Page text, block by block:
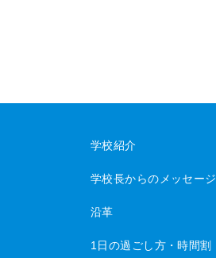
学校紹介
学校長からのメッセージ
沿革
1日の過ごし方・時間割